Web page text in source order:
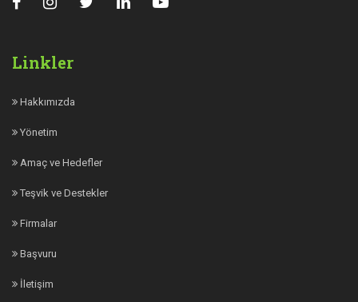
Linkler
Hakkımızda
Yönetim
Amaç ve Hedefler
Teşvik ve Destekler
Firmalar
Başvuru
İletişim